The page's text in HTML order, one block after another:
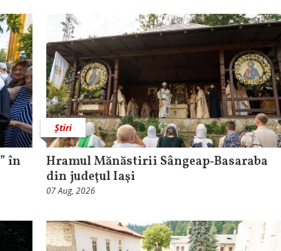
în
Știri
Hramul Mănăstirii Sângeap‑Basaraba
din judeţul Iaşi
07 Aug, 2026